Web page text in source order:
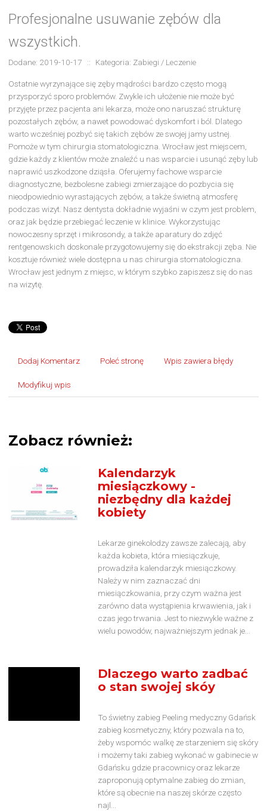
Profesjonalne usuwanie zębów dla
wszystkich.
Dodane: 2019-10-17 :: Kategoria: Zabiegi / Leczenie
Ostatnie wyrzynające się zęby mądrości bardzo często mogą
przysporzyć sporo problemów. Zwykle ich ułożenie nie może być
przyjęte przez pacjenta ani lekarza, może ono naruszać strukturę
pozostałych zębów, a nawet powodować dyskomfort i ból. Dlatego
warto wcześniej pozbyć się takich zębów ze swojej jamy ustnej.
Pomoże w tym chirurgia stomatologiczna. Wrocław jest miejscem,
gdzie każdy z klientów może znaleźć u nas wsparcie i usunąć zęby lub
naprawić uszkodzone dziąsła. Oferujemy fachowe wsparcie
diagnostyczne, bezbolesne zabiegi zmierzające do pozbycia się
nieodpowiednio wyrastających zębów, a także świetną atmosferę
podczas wizyt. Nasz dentysta dokładnie wyjaśni w czym jest problem,
oraz jak będzie przebiegać leczenie w klinice. Wykorzystując
nowoczesny sprzęt i mikrosondy, a także aparatury do zdjęć
rentgenowskich doskonale przygotowujemy się do ekstrakcji zęba. Nie
kosztuje również wiele dostępna u nas chirurgia stomatologiczna.
Wrocław jest jednym z miejsc, w którym szybko zapiszesz się do nas
na wizytę.
Dodaj Komentarz Poleć stronę Wpis zawiera błędy
Modyfikuj wpis
Zobacz również:
Kalendarzyk
miesiączkowy -
niezbędny dla każdej
kobiety
Lekarze ginekolodzy zawsze zalecają, aby
każda kobieta, która miesiączkuje,
prowadziła kalendarzyk miesiączkowy.
Należy w nim zaznaczać dni
miesiączkowania, przy czym ważna jest
zarówno data wystąpienia krwawienia, jak i
czas jego trwania. Jest to niezwykle ważne z
wielu powodów, najważniejszym jednak je...
Dlaczego warto zadbać
o stan swojej skóy
To świetny zabieg Peeling medyczny Gdańsk
zabieg kosmetyczny, który pozwala na to,
żeby wspomóc walkę ze starzeniem się skóry
i możemy taki zabieg wykonać w gabinecie w
Gdańsku gdzie pracownicy oraz lekarze
zaproponują optymalne zabieg do zmian,
które są obecnie na naszej skórze często
najl...